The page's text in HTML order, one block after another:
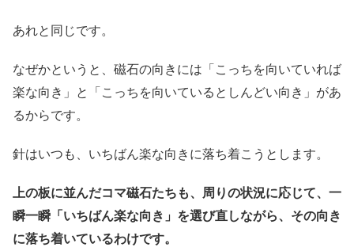
あれと同じです。
なぜかというと、磁石の向きには「こっちを向いていれば
楽な向き」と「こっちを向いているとしんどい向き」があ
るからです。
針はいつも、いちばん楽な向きに落ち着こうとします。
上の板に並んだコマ磁石たちも、周りの状況に応じて、一
瞬一瞬「いちばん楽な向き」を選び直しながら、その向き
に落ち着いているわけです。